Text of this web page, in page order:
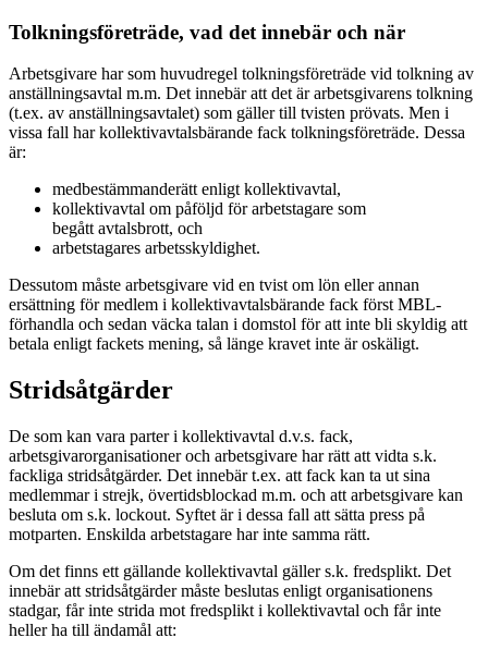
Tolkningsföreträde, vad det innebär och när
Arbetsgivare har som huvudregel tolkningsföreträde vid tolkning av
anställningsavtal m.m. Det innebär att det är arbetsgivarens tolkning
(t.ex. av anställningsavtalet) som gäller till tvisten prövats. Men i
vissa fall har kollektivavtalsbärande fack tolkningsföreträde. Dessa
är:
medbestämmanderätt enligt kollektivavtal,
kollektivavtal om påföljd för arbetstagare som
begått avtalsbrott, och
arbetstagares arbetsskyldighet.
Dessutom måste arbetsgivare vid en tvist om lön eller annan
ersättning för medlem i kollektivavtalsbärande fack först MBL-
förhandla och sedan väcka talan i domstol för att inte bli skyldig att
betala enligt fackets mening, så länge kravet inte är oskäligt.
Stridsåtgärder
De som kan vara parter i kollektivavtal d.v.s. fack,
arbetsgivarorganisationer och arbetsgivare har rätt att vidta s.k.
fackliga stridsåtgärder. Det innebär t.ex. att fack kan ta ut sina
medlemmar i strejk, övertidsblockad m.m. och att arbetsgivare kan
besluta om s.k. lockout. Syftet är i dessa fall att sätta press på
motparten. Enskilda arbetstagare har inte samma rätt.
Om det finns ett gällande kollektivavtal gäller s.k. fredsplikt. Det
innebär att stridsåtgärder måste beslutas enligt organisationens
stadgar, får inte strida mot fredsplikt i kollektivavtal och får inte
heller ha till ändamål att: